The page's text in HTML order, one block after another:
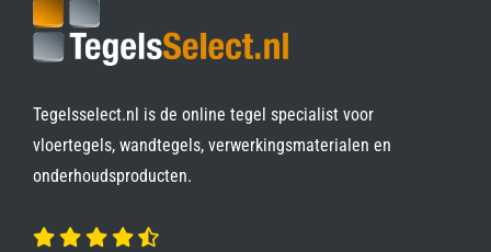
Tegelsselect.nl is de online tegel specialist voor
vloertegels, wandtegels, verwerkingsmaterialen en
onderhoudsproducten.